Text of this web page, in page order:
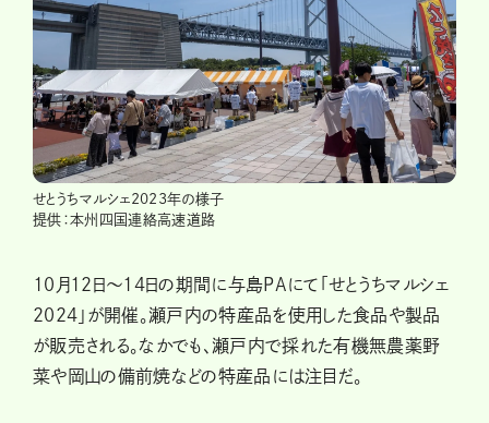
せとうちマルシェ2023年の様子
提供：本州四国連絡高速道路
10月12日〜14日の期間に与島PAにて「せとうちマルシェ
2024」が開催。瀬戸内の特産品を使用した食品や製品
が販売される。なかでも、瀬戸内で採れた有機無農薬野
菜や岡山の備前焼などの特産品には注目だ。